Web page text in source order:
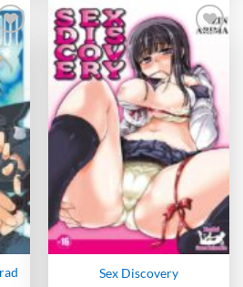
la
Ajouter
wishlist
Sex Discovery